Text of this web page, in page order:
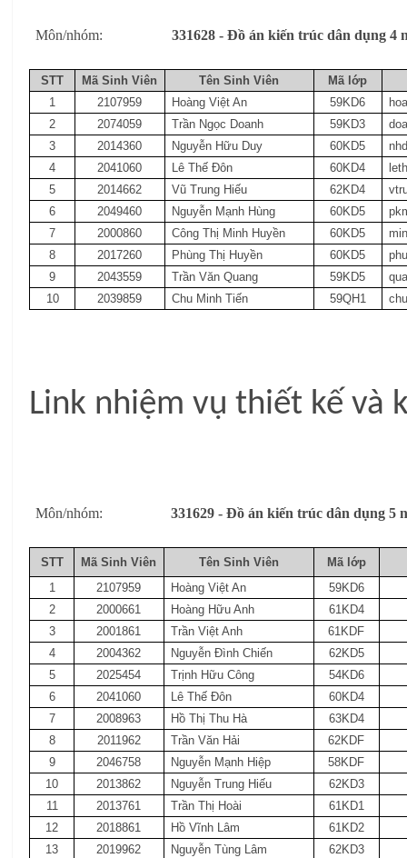
Môn/nhóm: 331628 - Đồ án kiến trúc dân dụng 4
STT Mã Sinh Viên Tên Sinh Viên
Mã lớp
1
2107959 Hoàng Việt An 59KD6
2
2074059 Trần Ngọc Doanh 59KD3
3
2014360 Nguyễn Hữu Duy 60KD5
4
2041060 Lê Thế Đôn 60KD4
5
2014662 Vũ Trung Hiếu 62KD4
6
2049460 Nguyễn Mạnh Hùng 60KD5
7
2000860 Công Thị Minh Huyền 60KD5
8
2017260 Phùng Thị Huyền 60KD5
9
2043559 Trần Văn Quang 59KD5
10
2039859 Chu Minh Tiến 59QH1
Link nhiệm vụ thiết kế
Môn/nhóm: 331629 - Đồ án kiến trúc dân dụng 5
STT Mã Sinh Viên Tên Sinh Viên
Mã lớp
1
2107959 Hoàng Việt An
59KD6
2
2000661 Hoàng Hữu Anh
61KD4
3
2001861 Trần Việt Anh
61KDF
4
2004362 Nguyễn Đình Chiến
62KD5
5
2025454 Trịnh Hữu Công
54KD6
6
2041060 Lê Thế Đôn
60KD4
7
2008963 Hồ Thị Thu Hà
63KD4
8
2011962 Trần Văn Hải
62KDF
9
2046758 Nguyễn Mạnh Hiệp
58KDF
10
2013862 Nguyễn Trung Hiếu
62KD3
11
2013761 Trần Thị Hoài
61KD1
12
2018861 Hồ Vĩnh Lâm
61KD2
13
2019962 Nguyễn Tùng Lâm
62KD3